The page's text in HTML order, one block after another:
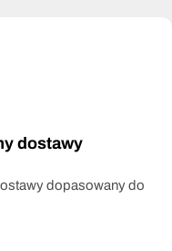
dostawy
dopasowany do